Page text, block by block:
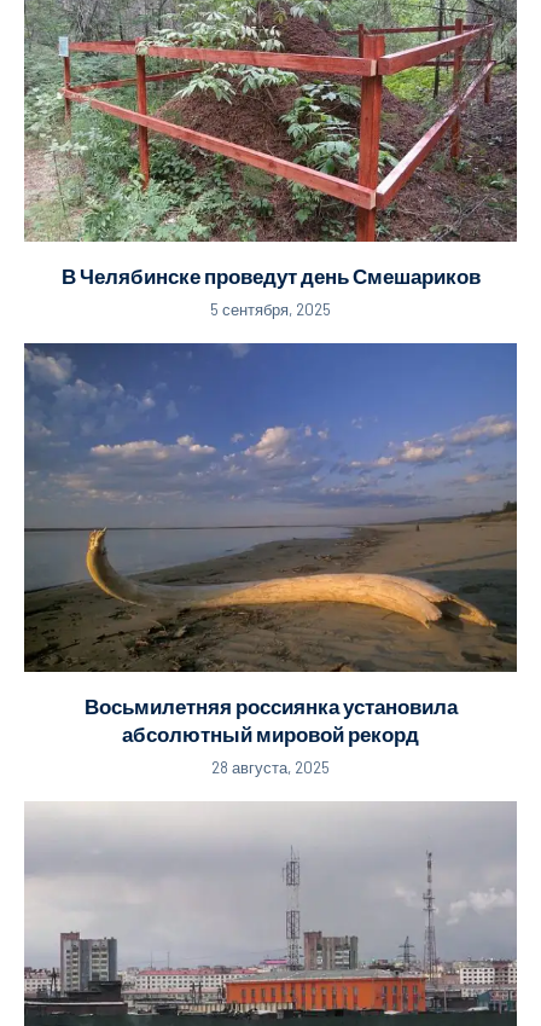
В Челябинске проведут день Смешариков
5 сентября, 2025
Восьмилетняя россиянка установила
абсолютный мировой рекорд
28 августа, 2025